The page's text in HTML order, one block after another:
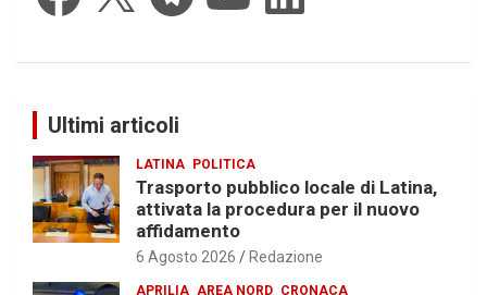
Ultimi articoli
LATINA POLITICA
Trasporto pubblico locale di Latina,
attivata la procedura per il nuovo
affidamento
6 Agosto 2026 Redazione
APRILIA AREA NORD CRONACA